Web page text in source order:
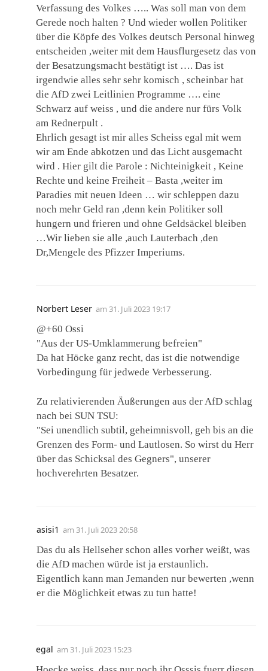
Verfassung des Volkes ….. Was soll man von dem
Gerede noch halten ? Und wieder wollen Politiker
über die Köpfe des Volkes deutsch Personal hinweg
entscheiden ,weiter mit dem Hausflurgesetz das von
der Besatzungsmacht bestätigt ist …. Das ist
irgendwie alles sehr sehr komisch , scheinbar hat
die AfD zwei Leitlinien Programme …. eine
Schwarz auf weiss , und die andere nur fürs Volk
am Rednerpult .
Ehrlich gesagt ist mir alles Scheiss egal mit wem
wir am Ende abkotzen und das Licht ausgemacht
wird . Hier gilt die Parole : Nichteinigkeit , Keine
Rechte und keine Freiheit – Basta ,weiter im
Paradies mit neuen Ideen … wir schleppen dazu
noch mehr Geld ran ,denn kein Politiker soll
hungern und frieren und ohne Geldsäckel bleiben
…Wir lieben sie alle ,auch Lauterbach ,den
Dr,Mengele des Pfizzer Imperiums.
Norbert Leser am 31. Juli 2023 19:17
@+60 Ossi
"Aus der US-Umklammerung befreien"
Da hat Höcke ganz recht, das ist die notwendige
Vorbedingung für jedwede Verbesserung.
Zu relativierenden Äußerungen aus der AfD schlag
nach bei SUN TSU:
"Sei unendlich subtil, geheimnisvoll, geh bis an die
Grenzen des Form- und Lautlosen. So wirst du Herr
über das Schicksal des Gegners", unserer
hochverehrten Besatzer.
asisi1 am 31. Juli 2023 20:58
Das du als Hellseher schon alles vorher weißt, was
die AfD machen würde ist ja erstaunlich.
Eigentlich kann man Jemanden nur bewerten ,wenn
er die Möglichkeit etwas zu tun hatte!
egal am 31. Juli 2023 15:23